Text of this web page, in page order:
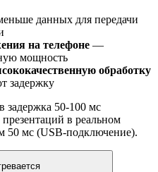
данных для передачи
на телефоне —
мощность
обработку
задержку
задержка 50-100 мс
в реальном
50 мс (USB-подключение).